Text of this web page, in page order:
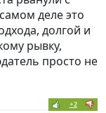
деле это
долгой и
рывку,
просто не
+2